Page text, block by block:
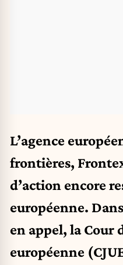
L’agence
frontières,
d’action encore
européenne.
en appel, la Cour
européenne